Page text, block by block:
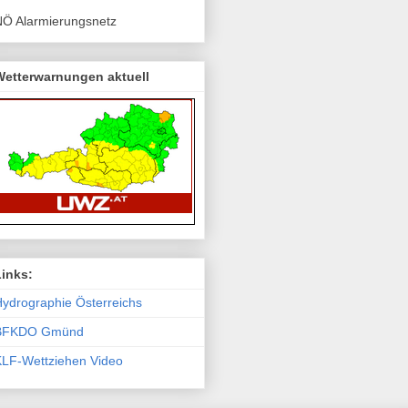
Alarmierungsnetz
aktuell
Österreichs
Gmünd
Wettziehen Video